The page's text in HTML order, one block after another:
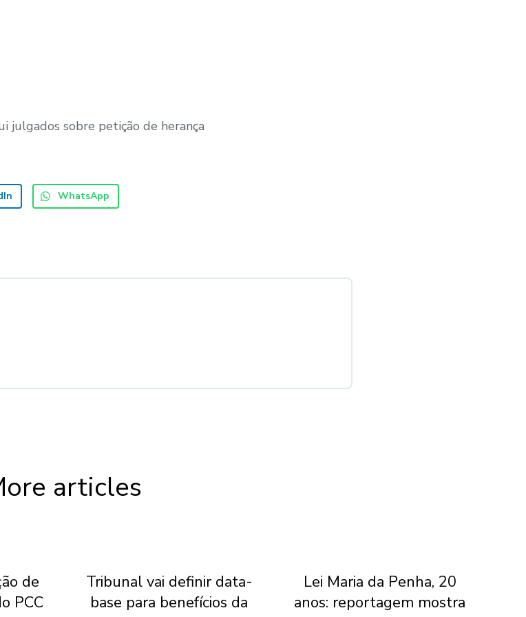
julgados sobre petição de herança
WhatsApp
articles
de
PCC
Tribunal vai definir data-
base para benefícios da
Lei Maria da Penha, 20
anos: reportagem mostra